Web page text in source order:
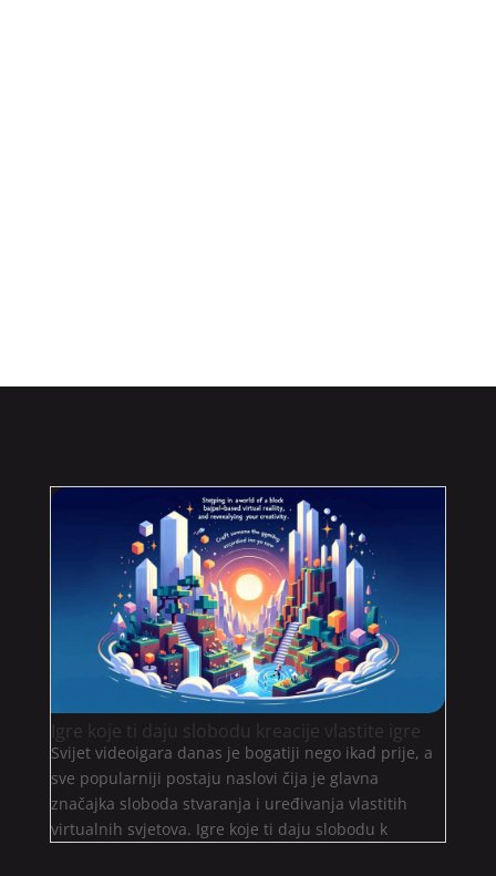
Igre koje ti daju slobodu kreacije vlastite igre
Svijet videoigara danas je bogatiji nego ikad prije, a
sve popularniji postaju naslovi čija je glavna
značajka sloboda stvaranja i uređivanja vlastitih
virtualnih svjetova. Igre koje ti daju slobodu k